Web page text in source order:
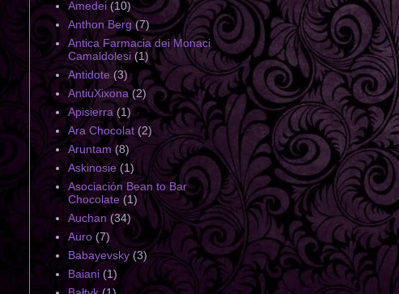
Amedei (10)
Anthon Berg (7)
Antica Farmacia dei Monaci
Camaldolesi (1)
Antidote (3)
AntiuXixona (2)
Apisierra (1)
Ara Chocolat (2)
Aruntam (8)
Askinosie (1)
Asociación Bean to Bar
Chocolate (1)
Auchan (34)
Auro (7)
Babayevsky (3)
Baiani (1)